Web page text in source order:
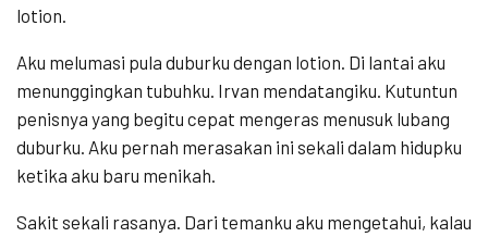
lotion.
Aku melumasi pula duburku dengan lotion. Di lantai aku
menunggingkan tubuhku. Irvan mendatangiku. Kutuntun
penisnya yang begitu cepat mengeras menusuk lubang
duburku. Aku pernah merasakan ini sekali dalam hidupku
ketika aku baru menikah.
Sakit sekali rasanya. Dari temanku aku mengetahui, kalau